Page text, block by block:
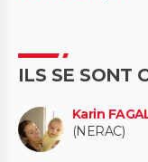
ILS SE SONT
Karin
(NERAC)